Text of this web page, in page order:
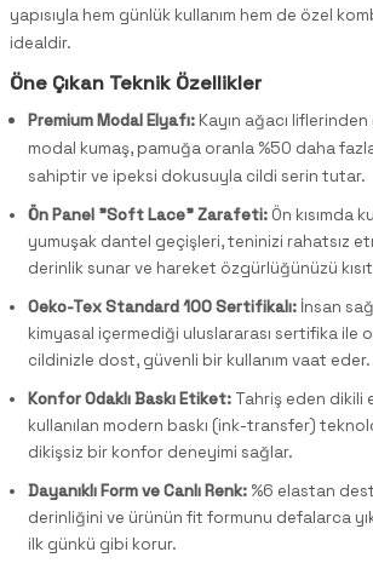
yapısıyla hem günlük kullanım hem de özel
idealdir.
Öne Çıkan Teknik Özellikler
Premium Modal Elyafı: Kayın ağacı
modal kumaş, pamuğa oranla %50 daha
sahiptir ve ipeksi dokusuyla cildi serin tutar.
Ön Panel "Soft Lace" Zarafeti: Ön kısımda
yumuşak dantel geçişleri, teninizi rahatsız
derinlik sunar ve hareket özgürlüğünüzü
Oeko-Tex Standard 100 Sertifikalı: İnsan
kimyasal içermediği uluslararası sertifika ile
cildinizle dost, güvenli bir kullanım vaat eder.
Konfor Odaklı Baskı Etiket: Tahriş eden dikili
kullanılan modern baskı (ink-transfer)
dikişsiz bir konfor deneyimi sağlar.
Dayanıklı Form ve Canlı Renk: %6 elastan
derinliğini ve ürünün fit formunu defalarca
ilk günkü gibi korur.